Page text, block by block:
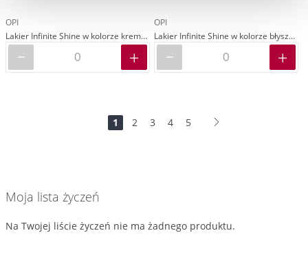
OPI
Lakier Infinite Shine w kolorze kremowym czerwonym
OPI
Lakier Infinite Shine w kolorze błyszczącego granatowego
Strona
Jesteś
1 Strona
2 Strona
3 Strona
4 Strona
5
Moja lista życzeń
Na Twojej liście życzeń nie ma żadnego produktu.